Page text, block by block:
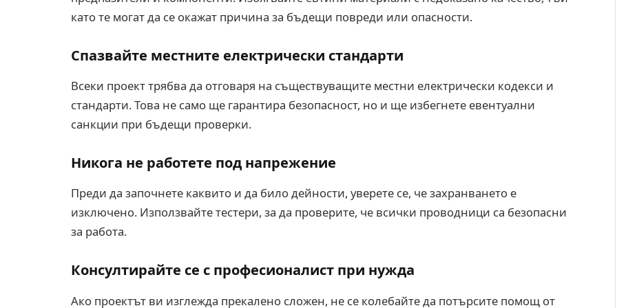
като те могат да се окажат причина за бъдещи повреди или опасности.
Спазвайте местните електрически стандарти
Всеки проект трябва да отговаря на съществуващите местни електрически кодекси и
стандарти. Това не само ще гарантира безопасност, но и ще избегнете евентуални
санкции при бъдещи проверки.
Никога не работете под напрежение
Преди да започнете каквито и да било дейности, уверете се, че захранването е
изключено. Използвайте тестери, за да проверите, че всички проводници са безопасни
за работа.
Консултирайте се с професионалист при нужда
Ако проектът ви изглежда прекалено сложен, не се колебайте да потърсите помощ от